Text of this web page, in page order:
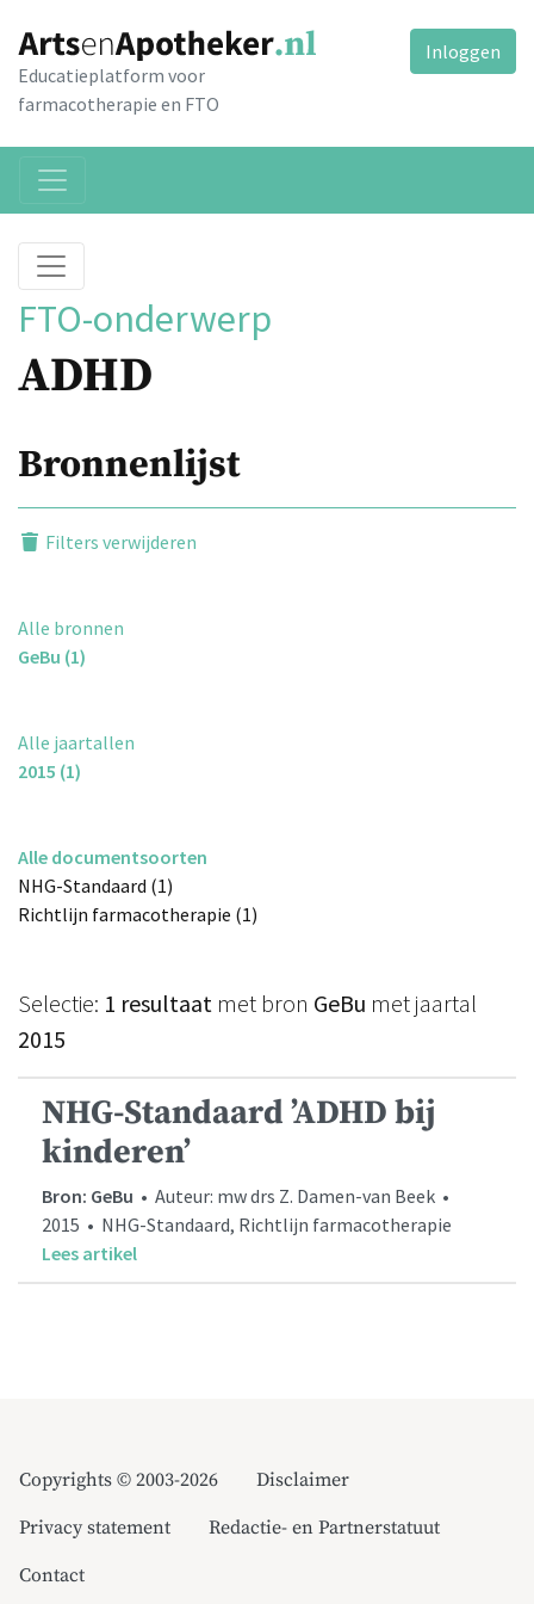
Educatieplatform voor
farmacotherapie en FTO
Inloggen
FTO-onderwerp
ADHD
Bronnenlijst
Filters verwijderen
Alle bronnen
GeBu (1)
Alle jaartallen
2015 (1)
Alle documentsoorten
NHG-Standaard (1)
Richtlijn farmacotherapie (1)
Selectie: 1 resultaat met bron GeBu met jaartal
2015
NHG-Standaard ’ADHD bij
kinderen’
Bron: GeBu • Auteur: mw drs Z. Damen-van Beek •
2015 • NHG-Standaard, Richtlijn farmacotherapie
Lees artikel
Copyrights © 2003-2026
Disclaimer
Privacy statement
Redactie- en Partnerstatuut
Contact